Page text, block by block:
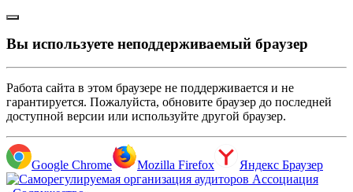
Вы используете неподдерживаемый браузер
Работа сайта в этом браузере не поддерживается и не
гарантируется. Пожалуйста, обновите браузер до последней
доступной версии или используйте другой браузер.
Google Chrome Mozilla Firefox Яндекс Браузер